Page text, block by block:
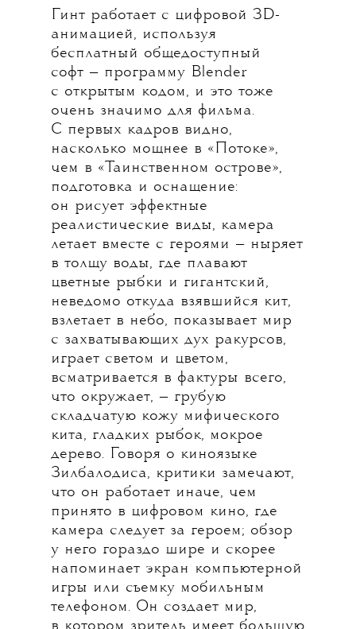
Гинт работает с цифровой 3D-
анимацией, используя
бесплатный общедоступный
софт — программу Blender
с открытым кодом, и это тоже
очень значимо для фильма.
С первых кадров видно,
насколько мощнее в «Потоке»,
чем в «Таинственном острове»,
подготовка и оснащение:
он рисует эффектные
реалистические виды, камера
летает вместе с героями — ныряет
в толщу воды, где плавают
цветные рыбки и гигантский,
неведомо откуда взявшийся кит,
взлетает в небо, показывает мир
с захватывающих дух ракурсов,
играет светом и цветом,
всматривается в фактуры всего,
что окружает, — грубую
складчатую кожу мифического
кита, гладких рыбок, мокрое
дерево. Говоря о киноязыке
Зилбалодиса, критики замечают,
что он работает иначе, чем
принято в цифровом кино, где
камера следует за героем; обзор
у него гораздо шире и скорее
напоминает экран компьютерной
игры или съемку мобильным
телефоном. Он создает мир,
в котором зритель имеет большую